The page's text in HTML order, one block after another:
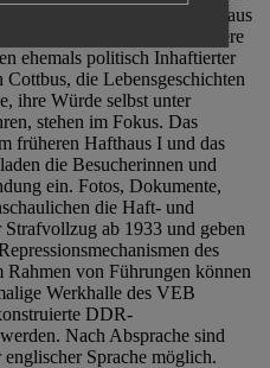
politischen Unrechts aus
Jahrhunderts. Eine besondere
ehemals politisch Inhaftierter
die Lebensgeschichten
ihre Würde selbst unter
stehen im Fokus. Das
früheren Hafthaus I und das
die Besucherinnen und
ein. Fotos, Dokumente,
die Haft- und
ab 1933 und geben
des
von Führungen können
Werkhalle des VEB
DDR-
Nach Absprache sind
Sprache möglich.